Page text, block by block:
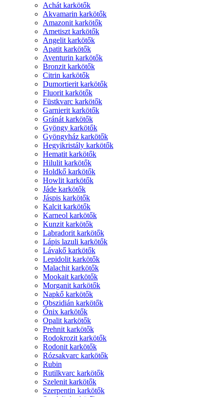
Achát karkötők
Akvamarin karkötők
Amazonit karkötők
Ametiszt karkötők
Angelit karkötők
Apatit karkötők
Aventurin karkötők
Bronzit karkötők
Citrin karkötők
Dumortierit karkötők
Fluorit karkötők
Füstkvarc karkötők
Garnierit karkötők
Gránát karkötők
Gyöngy karkötők
Gyöngyház karkötők
Hegyikristály karkötők
Hematit karkötők
Hilulit karkötők
Holdkő karkötők
Howlit karkötők
Jáde karkötők
Jáspis karkötők
Kalcit karkötők
Karneol karkötők
Kunzit karkötők
Labradorit karkötők
Lápis lazuli karkötők
Lávakő karkötők
Lepidolit karkötők
Malachit karkötők
Mookait karkötők
Morganit karkötők
Napkő karkötők
Obszidián karkötők
Ónix karkötők
Opalit karkötők
Prehnit karkötők
Rodokrozit karkötők
Rodonit karkötők
Rózsakvarc karkötők
Rubin
Rutilkvarc karkötők
Szelenit karkötők
Szerpentin karkötők